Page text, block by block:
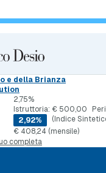
e della Brianza
2,75%
Istruttoria: € 500,00
2,92%
(Indice
€ 408,24 (mensile)
completa